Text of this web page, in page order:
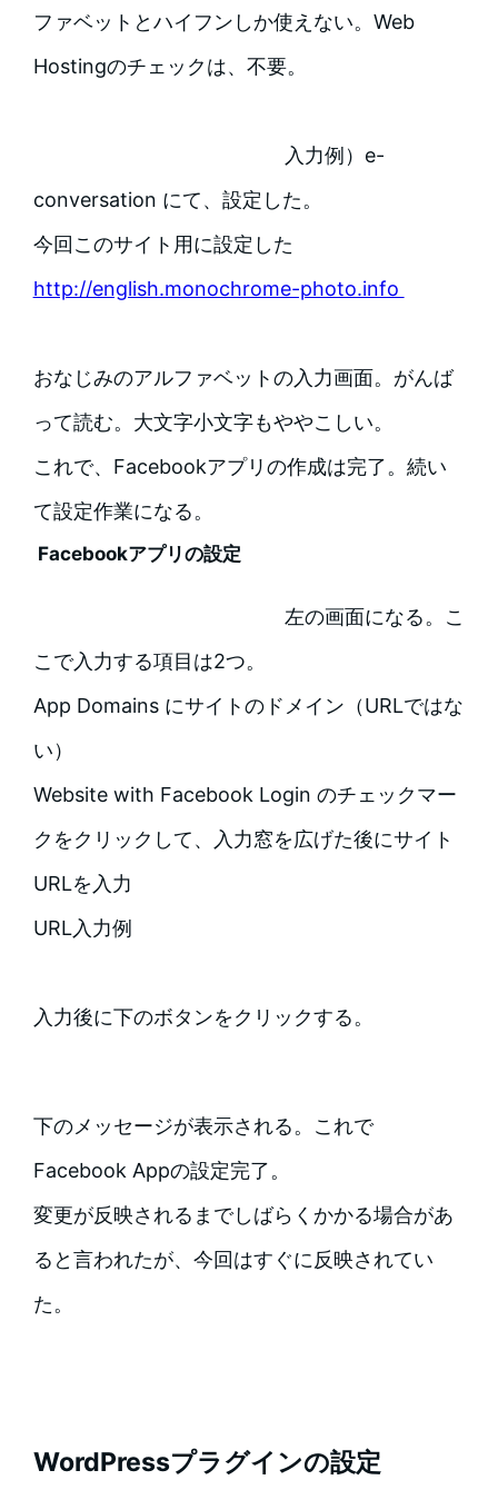
ファベットとハイフンしか使えない。Web
Hostingのチェックは、不要。
入力例）e-
conversation にて、設定した。
今回このサイト用に設定した
http://english.monochrome-photo.info
おなじみのアルファベットの入力画面。がんば
って読む。大文字小文字もややこしい。
これで、Facebookアプリの作成は完了。続い
て設定作業になる。
Facebookアプリの設定
左の画面になる。こ
こで入力する項目は2つ。
App Domains にサイトのドメイン（URLではな
い）
Website with Facebook Login のチェックマー
クをクリックして、入力窓を広げた後にサイト
URLを入力
URL入力例
入力後に下のボタンをクリックする。
下のメッセージが表示される。これで
Facebook Appの設定完了。
変更が反映されるまでしばらくかかる場合があ
ると言われたが、今回はすぐに反映されてい
た。
WordPressプラグインの設定